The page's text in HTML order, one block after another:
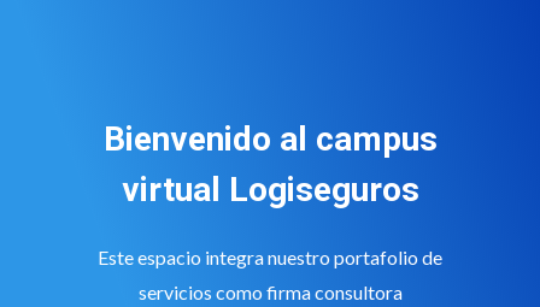
Bienvenido al campus
virtual Logiseguros
Este espacio integra nuestro portafolio de
servicios como firma consultora